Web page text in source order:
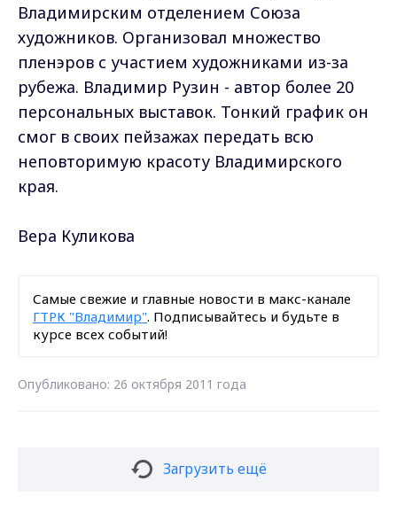
Владимирским отделением Союза
художников. Организовал множество
пленэров с участием художниками из-за
рубежа. Владимир Рузин - автор более 20
персональных выставок. Тонкий график он
смог в своих пейзажах передать всю
неповторимую красоту Владимирского
края.
Вера Куликова
Самые свежие и главные новости в макс-канале
ГТРК "Владимир". Подписывайтесь и будьте в
курсе всех событий!
Опубликовано: 26 октября 2011 года
Загрузить ещё